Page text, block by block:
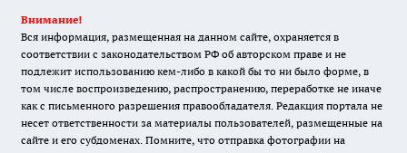
Внимание!
Вся информация, размещенная на данном сайте, охраняется в
соответствии с законодательством РФ об авторском праве и не
подлежит использованию кем-либо в какой бы то ни было форме, в
том числе воспроизведению, распространению, переработке не иначе
как с письменного разрешения правообладателя. Редакция портала не
несет ответственности за материалы пользователей, размещенные на
сайте и его субдоменах. Помните, что отправка фотографии на